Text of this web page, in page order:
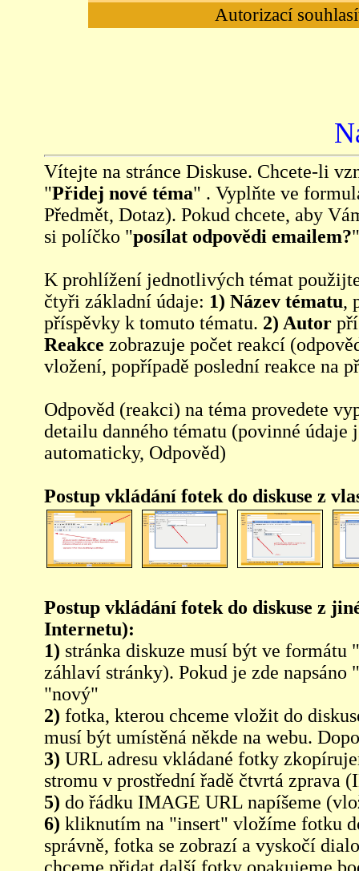
Autorizací
Vítejte na stránce Diskuse. Chcete-li
"Přidej nové téma" . Vyplňte ve
Předmět, Dotaz). Pokud chcete, aby
si políčko "posílat odpovědi emailem?
K prohlížení jednotlivých témat
čtyři základní údaje: 1) Název tématu,
příspěvky k tomuto tématu. 2) Autor
Reakce zobrazuje počet reakcí
vložení, popřípadě poslední reakce na
Odpověd (reakci) na téma provedete
detailu danného tématu (povinné údaje
automaticky, Odpověd)
Postup vkládání fotek do diskuse z
Postup vkládání fotek do diskuse z
Internetu):
1) stránka diskuze musí být ve
záhlaví stránky). Pokud je zde
"nový"
2) fotka, kterou chceme vložit do
musí být umístěná někde na webu.
3) URL adresu vkládané fotky
stromu v prostřední řadě čtvrtá zprava
5) do řádku IMAGE URL napíšeme
6) kliknutím na "insert" vložíme fotku
správně, fotka se zobrazí a vyskočí